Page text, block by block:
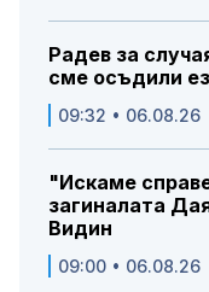
Радев за
сме осъдили
09:32 • 06.08.26
"Искаме
загиналата
Видин
09:00 • 06.08.26